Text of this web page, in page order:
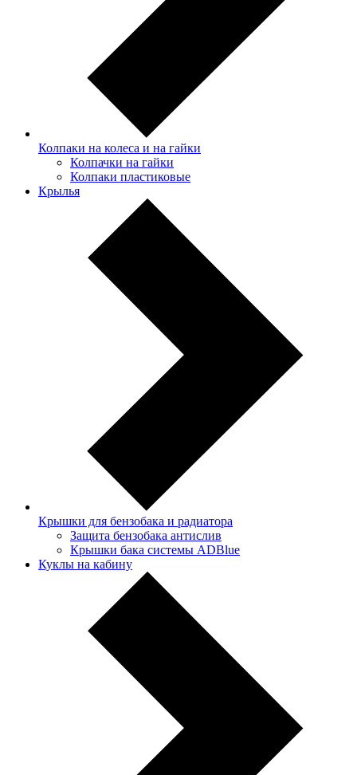
Колпаки на колеса и на гайки
Колпачки на гайки
Колпаки пластиковые
Крылья
Крышки для бензобака и радиатора
Защита бензобака антислив
Крышки бака системы ADBlue
Куклы на кабину